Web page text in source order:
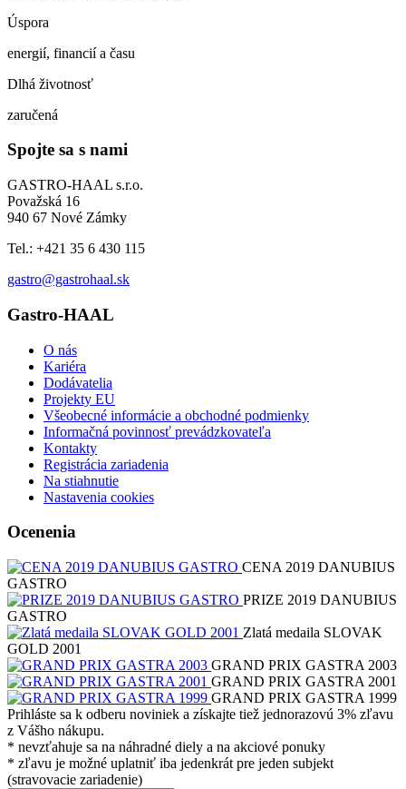
Úspora
energií, financií a času
Dlhá životnosť
zaručená
Spojte sa s nami
GASTRO-HAAL s.r.o.
Považská 16
940 67 Nové Zámky
Tel.: +421 35 6 430 115
gastro@gastrohaal.sk
Gastro-HAAL
O nás
Kariéra
Dodávatelia
Projekty EU
Všeobecné informácie a obchodné podmienky
Informačná povinnosť prevádzkovateľa
Kontakty
Registrácia zariadenia
Na stiahnutie
Nastavenia cookies
Ocenenia
CENA 2019 DANUBIUS
GASTRO
PRIZE 2019 DANUBIUS
GASTRO
Zlatá medaila SLOVAK
GOLD 2001
GRAND PRIX GASTRA 2003
GRAND PRIX GASTRA 2001
GRAND PRIX GASTRA 1999
Prihláste sa k odberu noviniek a získajte tiež jednorazovú 3% zľavu
z Vášho nákupu.
* nevzťahuje sa na náhradné diely a na akciové ponuky
* zľavu je možné uplatniť iba jedenkrát pre jeden subjekt
(stravovacie zariadenie)